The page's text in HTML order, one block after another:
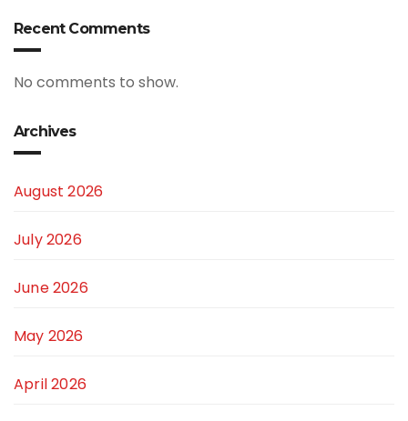
Recent Comments
No comments to show.
Archives
August 2026
July 2026
June 2026
May 2026
April 2026